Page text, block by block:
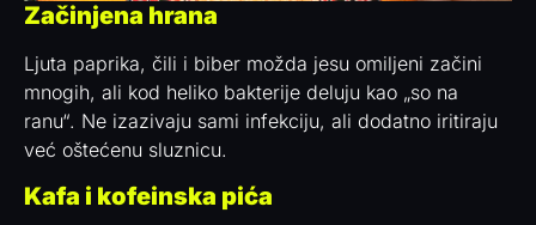
Začinjena hrana
Ljuta paprika, čili i biber možda jesu omiljeni začini
mnogih, ali kod heliko bakterije deluju kao „so na
ranu“. Ne izazivaju sami infekciju, ali dodatno iritiraju
već oštećenu sluznicu.
Kafa i kofeinska pića